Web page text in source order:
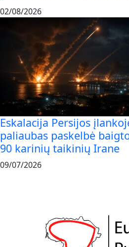
02/08/2026
Eskalacija Persijos
paliaubas paskelbė
90 karinių taikinių Irane
09/07/2026